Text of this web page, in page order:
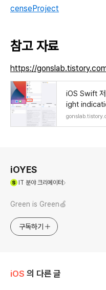
censeProject
참고 자료
https://
iOS Swift
ight
iOYES
IT 분야 크리에이터
Green is Green🍏
구독하기
iOS 의 다른 글